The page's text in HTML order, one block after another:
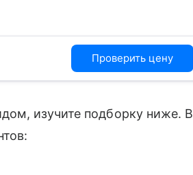
Проверить цену
изучите подборку ниже. В